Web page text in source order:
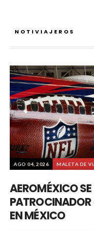
NOTIVIAJEROS
AGO 04, 2026 MALETA DE
AEROMÉXICO
PATROCINADOR
EN MÉXICO